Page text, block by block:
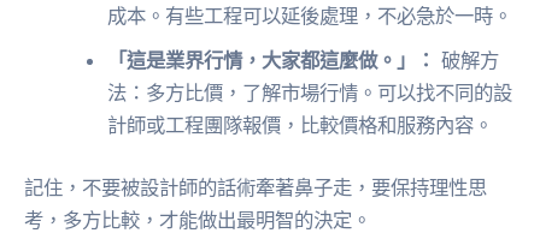
成本。有些工程可以延後處理，不必急於一時。
「這是業界行情，大家都這麼做。」： 破解方
法：多方比價，了解市場行情。可以找不同的設
計師或工程團隊報價，比較價格和服務內容。
記住，不要被設計師的話術牽著鼻子走，要保持理性思
考，多方比較，才能做出最明智的決定。